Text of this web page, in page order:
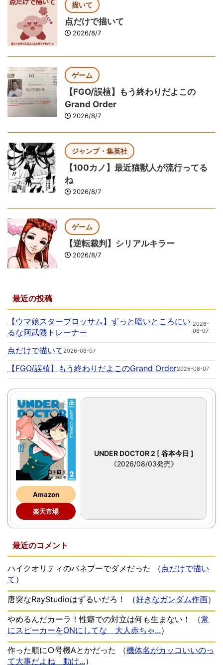
描いて
点だけで描いて
2026/8/7
ゲーム
【FGO/誤植】もう終わりだよこの
Grand Order
2026/8/7
ジャンプ・集英社
【100カノ】最近猫獣人が流行ってる
ね
2026/8/7
ゲーム
【逆転裁判】シリアルキラー
2026/8/7
最近の投稿
【ウマ娘スターブロッサム】ずっと暗いところにい
るな阿武隈トレーナー
2026-
08-07
点だけで描いて2026-08-07
【FGO/誤植】もう終わりだよこのGrand Order2026-08-07
Amazon
楽天市場
UNDER DOCTOR 2 [ 谷本今日 ]
《2026/08/03発売》
最近のコメント
ハイクオリティのバネブーでダメだった （ 点だけで描い
て ）
唐突なRayStudioはずるいだろ！
（好きなガンダム作画）
やめるんだカーラ！性癖での対立は何も生まない！
（常
にスピーカーをONにしてな 大人赤ちゃ...）
作った順に○号機Aとかだった
（機体名がカッコいいのっ
て大事だよね 動け...）